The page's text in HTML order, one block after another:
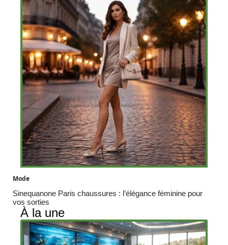
Mode
Sinequanone Paris chaussures : l’élégance féminine pour
vos sorties
À la une